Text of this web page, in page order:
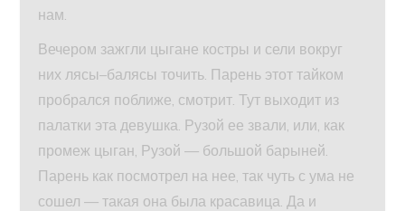
нам.
Вечером зажгли цыгане костры и сели вокруг
них лясы–балясы точить. Парень этот тайком
пробрался поближе, смотрит. Тут выходит из
палатки эта девушка. Рузой ее звали, или, как
промеж цыган, Рузой — большой барыней.
Парень как посмотрел на нее, так чуть с ума не
сошел — такая она была красавица. Да и